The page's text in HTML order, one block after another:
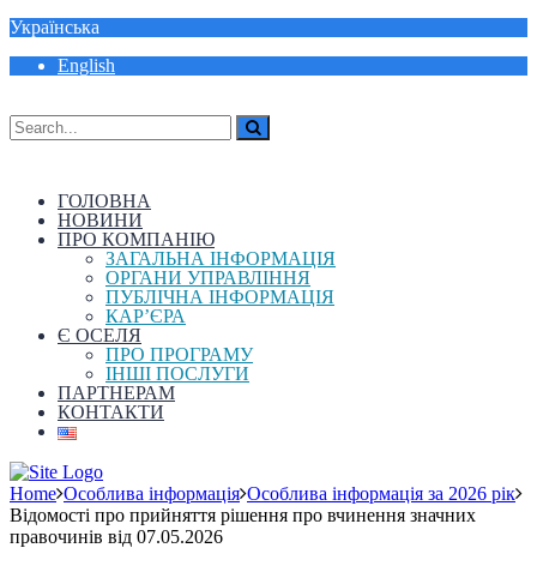
Українська
English
ГОЛОВНА
НОВИНИ
ПРО КОМПАНІЮ
ЗАГАЛЬНА ІНФОРМАЦІЯ
ОРГАНИ УПРАВЛІННЯ
ПУБЛІЧНА ІНФОРМАЦІЯ
КАР’ЄРА
Є ОСЕЛЯ
ПРО ПРОГРАМУ
ІНШІ ПОСЛУГИ
ПАРТНЕРАМ
КОНТАКТИ
Home Особлива інформація Особлива інформація за 2026 рік
Відомості про прийняття рішення про вчинення значних
правочинів від 07.05.2026